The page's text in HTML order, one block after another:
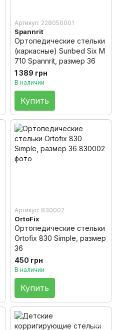
Артикул: 228050001
Spannrit
Ортопедические стельки
(каркасные) Sunbed Six M
710 Spannrit, размер 36
1 389 грн
В наличии
Купить
Артикул: 830002
OrtoFix
Ортопедические стельки
Ortofix 830 Simple, размер
36
450 грн
В наличии
Купить